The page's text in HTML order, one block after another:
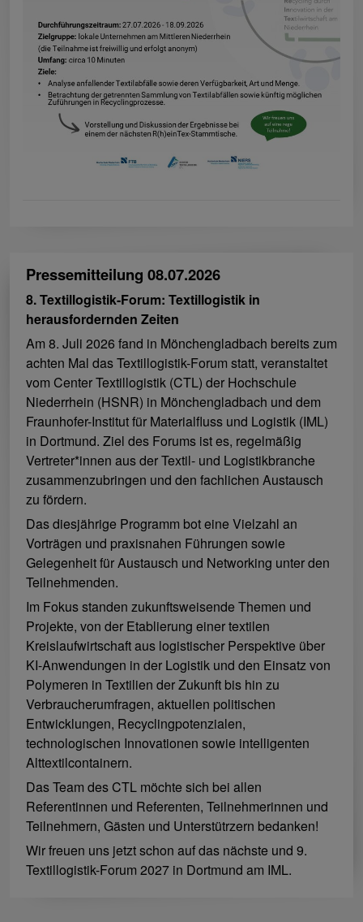
Pressemitteilung 08.07.2026
8. Textillogistik-Forum: Textillogistik in
herausfordernden Zeiten
Am 8. Juli 2026 fand in Mönchengladbach bereits zum
achten Mal das Textillogistik-Forum statt, veranstaltet
vom Center Textillogistik (CTL) der Hochschule
Niederrhein (HSNR) in Mönchengladbach und dem
Fraunhofer-Institut für Materialfluss und Logistik (IML)
in Dortmund. Ziel des Forums ist es, regelmäßig
Vertreter*innen aus der Textil- und Logistikbranche
zusammenzubringen und den fachlichen Austausch
zu fördern.
Das diesjährige Programm bot eine Vielzahl an
Vorträgen und praxisnahen Führungen sowie
Gelegenheit für Austausch und Networking unter den
Teilnehmenden.
Im Fokus standen zukunftsweisende Themen und
Projekte, von der Etablierung einer textilen
Kreislaufwirtschaft aus logistischer Perspektive über
KI-Anwendungen in der Logistik und den Einsatz von
Polymeren in Textilien der Zukunft bis hin zu
Verbraucherumfragen, aktuellen politischen
Entwicklungen, Recyclingpotenzialen,
technologischen Innovationen sowie intelligenten
Alttextilcontainern.
Das Team des CTL möchte sich bei allen
Referentinnen und Referenten, Teilnehmerinnen und
Teilnehmern, Gästen und Unterstütrzern bedanken!
Wir freuen uns jetzt schon auf das nächste und 9.
Textillogistik-Forum 2027 in Dortmund am IML.